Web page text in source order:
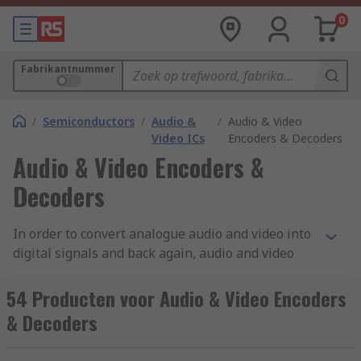
0
Fabrikantnummer
/ Semiconductors / Audio &
Video ICs
/ Audio & Video
Encoders & Decoders
Audio & Video Encoders &
Decoders
In order to convert analogue audio and video into
digital signals and back again, audio and video
codec is a combination of the words 'coder' and
'decoder', and the IC (integrated chip) contains
both a digital-to-analogue converter (DAC) and
54 Producten voor Audio & Video Encoders
& Decoders